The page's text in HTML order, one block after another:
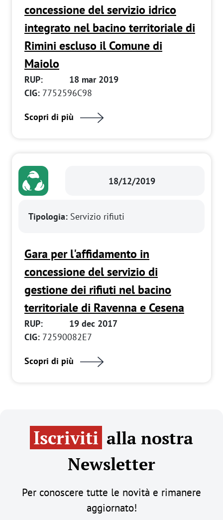
concessione del servizio idrico
integrato nel bacino territoriale di
Rimini escluso il Comune di
Maiolo
RUP:
18 mar 2019
CIG: 7752596C98
Scopri di più
18/12/2019
Tipologia: Servizio rifiuti
Gara per l'affidamento in
concessione del servizio di
gestione dei rifiuti nel bacino
territoriale di Ravenna e Cesena
RUP:
19 dec 2017
CIG: 72590082E7
Scopri di più
Iscriviti alla nostra
Newsletter
Per conoscere tutte le novità e rimanere
aggiornato!